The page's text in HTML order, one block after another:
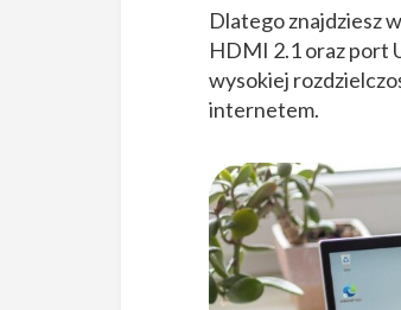
Dlatego znajdziesz
HDMI 2.1 oraz port
wysokiej
internetem.